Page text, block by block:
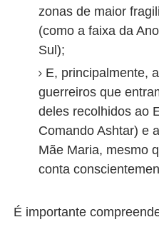
zonas de maior
(como a faixa da
Sul);
E, principalmente,
guerreiros que
deles recolhidos ao
Comando Ashtar) e
Mãe Maria, mesmo
conta
É importante